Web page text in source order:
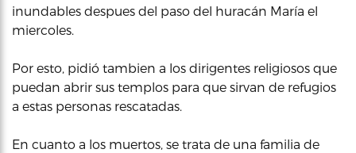
inundables despues del paso del huracán María el
miercoles.
Por esto, pidió tambien a los dirigentes religiosos que
puedan abrir sus templos para que sirvan de refugios
a estas personas rescatadas.
En cuanto a los muertos, se trata de una familia de